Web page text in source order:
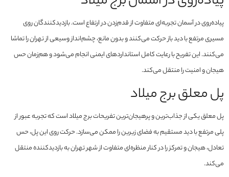
پیاده‌روی در آسمان تجربه‌ای متفاوت از قدم‌زدن در ارتفاع است. بازدیدکنندگان روی
مسیری مرتفع با دید باز حرکت می‌کنند و بدون مانع، چشم‌انداز وسیعی از تهران را تماشا
می‌کنند. این تفریح با رعایت کامل استانداردهای ایمنی انجام می‌شود و هم‌زمان حس
هیجان و امنیت را منتقل می‌کند.
پل معلق برج میلاد
پل معلق یکی از جذاب‌ترین و پرهیجان‌ترین تفریحات برج میلاد است که تجربه عبور از
پلی مرتفع با دید مستقیم به فضای زیرین را ممکن می‌سازد. حرکت روی این پل، حس
تعادل، هیجان و تمرکز را در کنار منظره‌ای متفاوت از شهر تهران به بازدیدکننده منتقل
می‌کند.